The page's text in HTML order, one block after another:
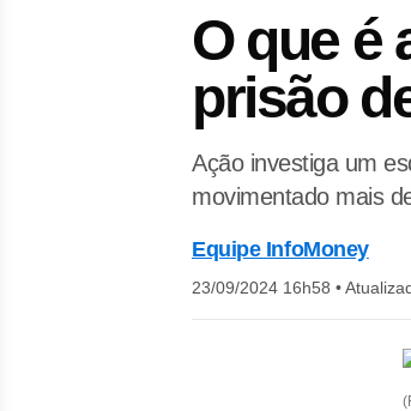
O que é
prisão
Ação investiga um
movimentado mais
Equipe InfoMoney
23/09/2024 16h58 •